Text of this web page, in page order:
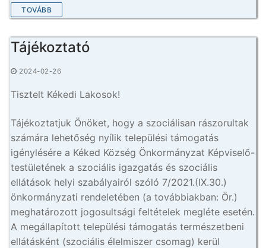
TOVÁBB
Tájékoztató
2024-02-26
Tisztelt Kékedi Lakosok!
Tájékoztatjuk Önöket, hogy a szociálisan rászorultak
számára lehetőség nyílik települési támogatás
igénylésére a Kéked Község Önkormányzat Képviselő-
testületének a szociális igazgatás és szociális
ellátások helyi szabályairól szóló 7/2021.(IX.30.)
önkormányzati rendeletében (a továbbiakban: Ör.)
meghatározott jogosultsági feltételek megléte esetén.
A megállapított települési támogatás természetbeni
ellátásként (szociális élelmiszer csomag) kerül